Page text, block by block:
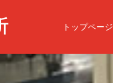
トップページ